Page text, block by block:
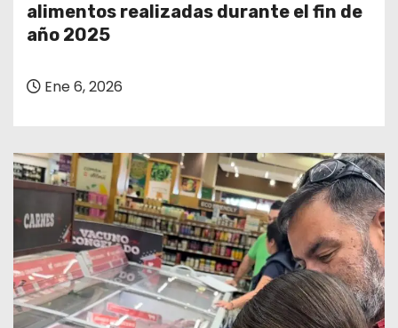
alimentos realizadas durante el fin de
año 2025
Ene 6, 2026